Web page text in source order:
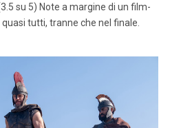
su 5) Note a margine di un film-
tutti, tranne che nel finale.